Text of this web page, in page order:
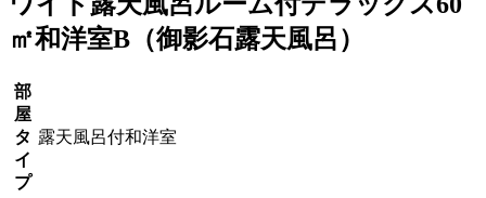
㎡和洋室B （御影石露天風呂）
部
屋
タ
イ
プ
露天風呂付和洋室